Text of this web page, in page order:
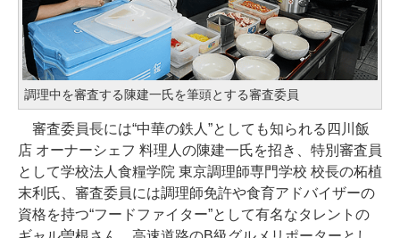
調理中を審査する陳建一氏を筆頭とする審査委員
審査委員長には“中華の鉄人”としても知られる四川飯
店 オーナーシェフ 料理人の陳建一氏を招き、特別審査員
として学校法人食糧学院 東京調理師専門学校 校長の柘植
末利氏、審査委員には調理師免許や食育アドバイザーの
資格を持つ“フードファイター”として有名なタレントの